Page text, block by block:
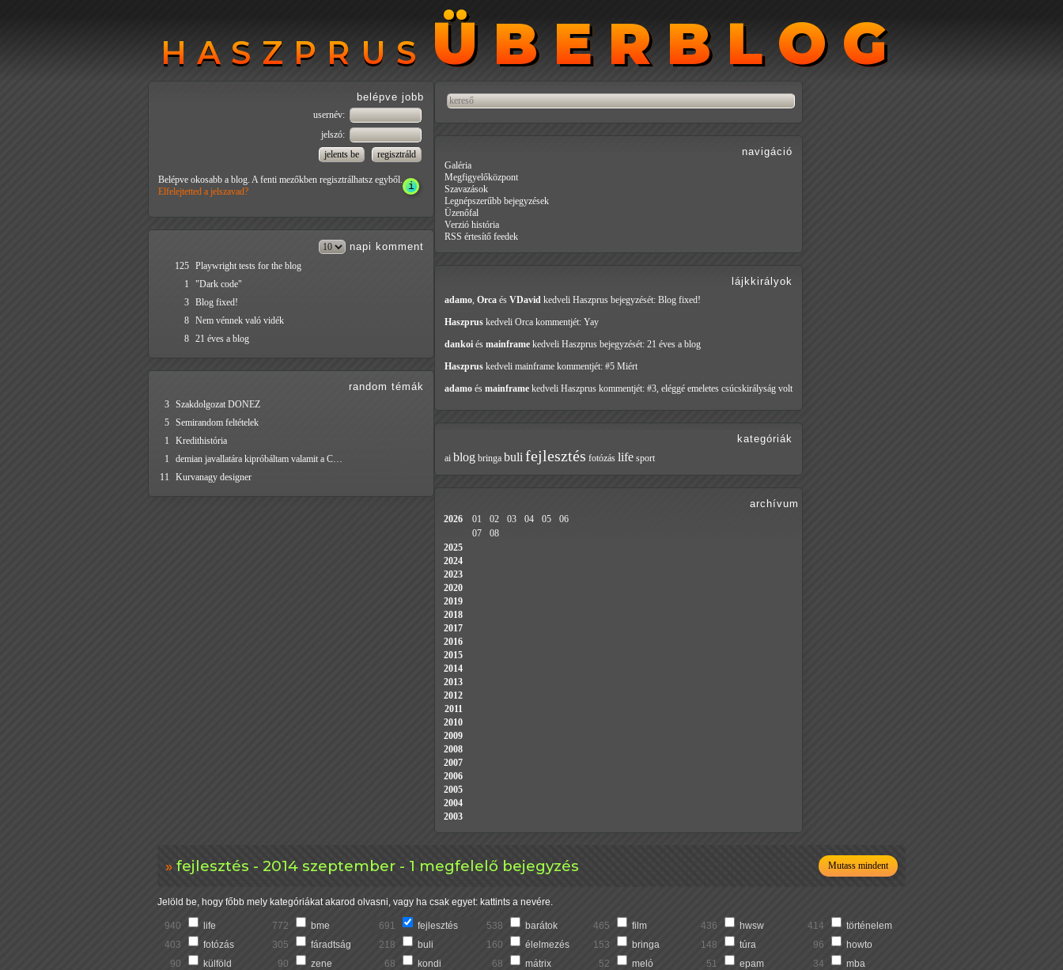
HASZPRUS ÜBERBLOG
HASZPRUS ÜBERBLOG
fejlesztés - 2014 szeptember - 1 megfelelő bejegyzés Mutass mindent
Jelöld be, hogy főbb mely kategóriákat akarod olvasni, vagy ha csak egyet: kattints a nevére.
940 life 772 bme 691 fejlesztés 538 barátok 465 film 436 hwsw 414
történelem
403
fotózás 305 fáradtság 218 buli 160 élelmezés 153 bringa 148 túra 96
howto
90
külföld 90 zene 68 kondi 68 mátrix 52 meló 51 epam 34
mba
belépve jobb
usernév:
jelszó:
Belépve okosabb a blog. A fenti mezőkben regisztrálhatsz egyből.
Elfelejtetted a jelszavad?
napi komment
125 Playwright tests for the blog
1
"Dark code"
3 Blog fixed!
8 Nem vénnek való vidék
8 21 éves a blog
random témák
3 Szakdolgozat DONEZ
5 Semirandom feltételek
1
Kredithistória
1
demian javallatára kipróbáltam valamit a C…
11
Kurvanagy designer
navigáció
Galéria
Megfigyelőközpont
Szavazások
Legnépszerűbb bejegyzések
Üzenőfal
Verzió história
RSS értesítő feedek
lájkkirályok
adamo, Orca és VDavid kedveli Haszprus bejegyzését: Blog fixed!
Haszprus kedveli Orca kommentjét: Yay
dankoi és mainframe kedveli Haszprus bejegyzését: 21 éves a blog
Haszprus kedveli mainframe kommentjét: #5 Miért
adamo és mainframe kedveli Haszprus kommentjét: #3, eléggé emeletes csúcskirályság volt
kategóriák
ai blog bringa buli fejlesztés fotózás life sport
archívum
2026 01 02 03 04 05
06
07
08
2025
2024
2023
2020
2019
2018
2017
2016
2015
2014
2013
2012
2011
2010
2009
2008
2007
2006
2005
2004
2003